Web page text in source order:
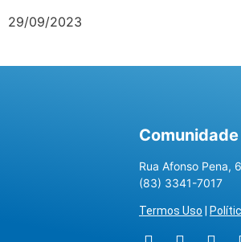
29/09/2023
Rua Afonso Pena,
(83) 3341-7017
Termos Uso